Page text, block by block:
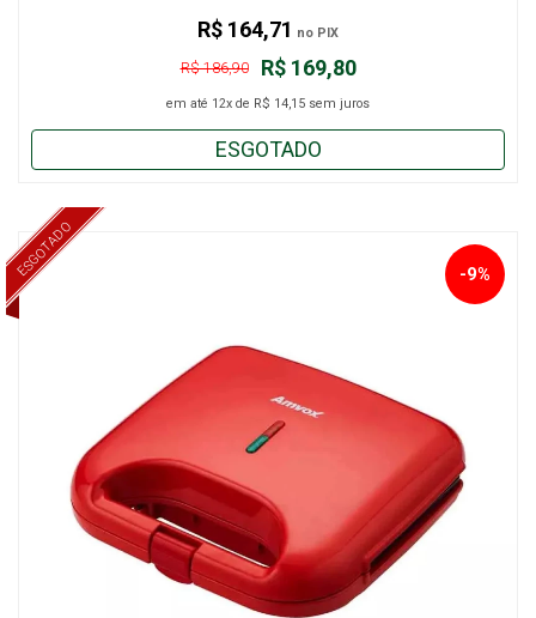
R$ 169,80
R$ 186,90
em até 12x de R$ 14,15 sem juros
R$ 164,71 no PIX
ESGOTADO
ESGOTADO -9%